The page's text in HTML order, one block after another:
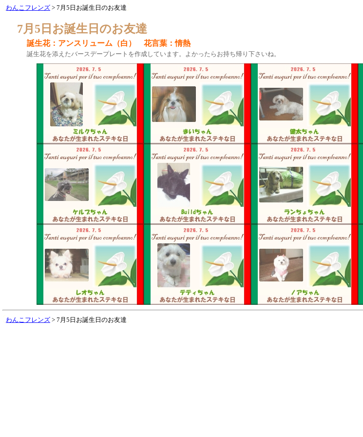
わんこフレンズ > 7月5日お誕生日のお友達
7月5日お誕生日のお友達
誕生花：アンスリューム（白） 花言葉：情熱
誕生花を添えたバースデープレートを作成しています。よかったらお持ち帰り下さいね。
わんこフレンズ > 7月5日お誕生日のお友達